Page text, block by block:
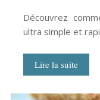
Découvrez
ultra simple et
Lire la suite